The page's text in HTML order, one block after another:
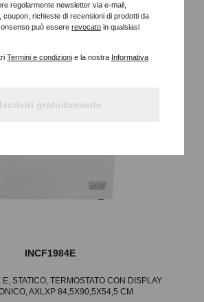
Dettagli
INCF1984E
STATICO, TERMOSTATO CON DISPLAY
AXLXP 84,5X90,5X54,5 CM
regolarmente newsletter via e-mail,
coupon, richieste di recensioni di prodotti da
può essere revocato in qualsiasi
Termini e condizioni e la nostra Informativa
Iscriviti gratuitamente